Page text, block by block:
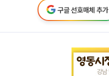
구글 선호매체 추가